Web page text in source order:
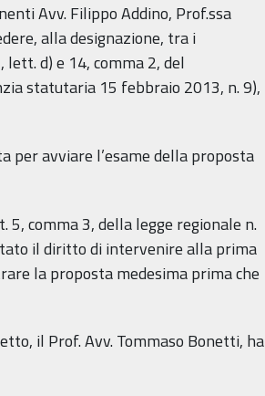
Avv. Filippo Addino, Prof.ssa
alla designazione, tra i
d) e 14, comma 2, del
statutaria 15 febbraio 2013, n. 9),
per avviare l’esame della proposta
5, comma 3, della legge regionale n.
il diritto di intervenire alla prima
la proposta medesima prima che
il Prof. Avv. Tommaso Bonetti, ha